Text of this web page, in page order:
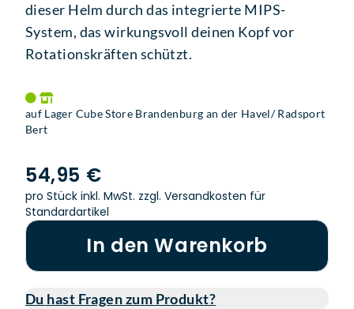
dieser Helm durch das integrierte MIPS-
System, das wirkungsvoll deinen Kopf vor
Rotationskräften schützt.
auf Lager Cube Store Brandenburg an der Havel/ Radsport
Bert
54,95 €
pro Stück inkl. MwSt. zzgl. Versandkosten für
Standardartikel
In den Warenkorb
Du hast Fragen zum Produkt?